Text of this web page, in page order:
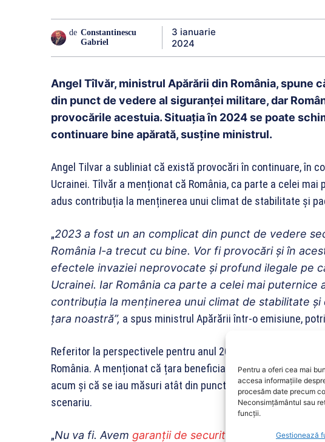
Pentru a oferi cea mai
accesa informațiile
procesăm date precum
Neconsimțământul sau
funcții.
Gestionează
de Constantinescu
Gabriel
3 ianuarie
2024
Angel Tîlvăr, ministrul Apărării din România, spune
din punct de vedere al siguranței militare, dar
provocările acestuia. Situația în 2024 se poate
continuare bine apărată, susține ministrul.
Angel Tilvar a subliniat că există provocări în continuare, în
Ucrainei. Tîlvăr a menționat că România, ca parte a celei
adus contribuția la menținerea unui climat de stabilitate și
„2023 a fost un an complicat din punct de vedere
România l-a trecut cu bine. Vor fi provocări şi în
efectele invaziei neprovocate şi profund ilegale pe
Ucrainei. Iar România ca parte a celei mai
contribuția la menţinerea unui climat de stabilitate şi
ţara noastră”, a spus ministrul Apărării într-o emisiune,
Referitor la perspectivele pentru anul 2024, ministrul
România. A menționat că țara beneficiază acum de garanții
acum și că se iau măsuri atât din punct de vedere politic,
scenariu.
„Nu va fi. Avem garanţii de securitate
pe care